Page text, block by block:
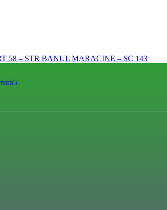
58 – STR BANUL MARACINE – SC 143